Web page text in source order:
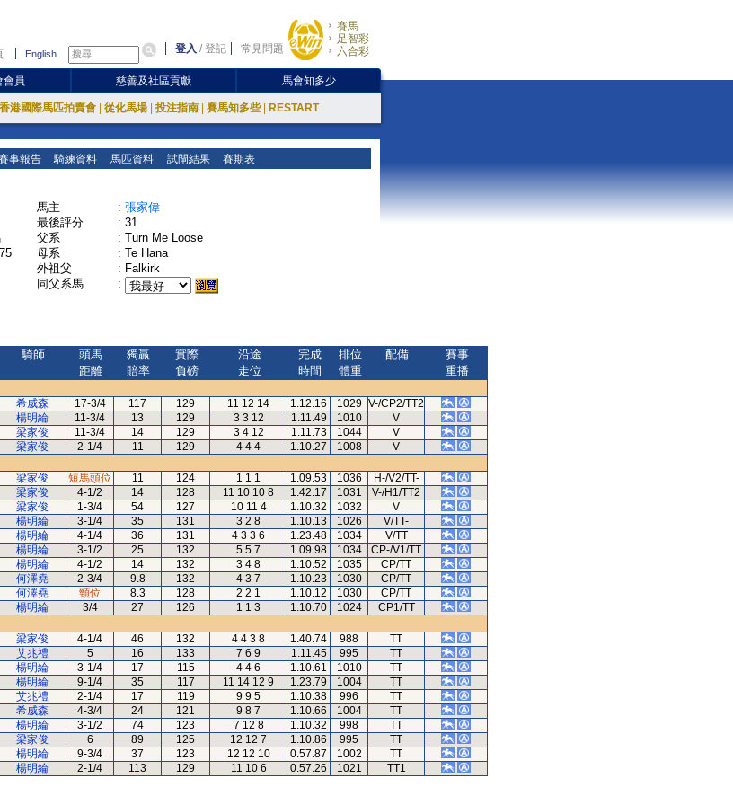
English 登入 /登記 常見問題
賽馬
足智彩
六合彩
會員 慈善及社區貢獻 馬會知多少
香港國際馬匹拍賣會 從化馬場 投注指南 賽馬知多些 RESTART
事報告 騎練資料 馬匹資料 試閘結果 賽期表
馬主 : 張家偉
最後評分
: 31
父系
: Turn Me Loose
母系
: Te Hana
外祖父
: Falkirk
同父系馬
:
騎師
頭馬
距離
獨贏
賠率
實際
負磅
沿途
走位
完成
時間
排位
體重
配備
賽事
重播
希威森 17-3/4 117 129 11 12 14 1.12.16 1029 V-/CP2/TT2
楊明綸 11-3/4 13 129 3 3 12 1.11.49 1010
V
梁家俊 11-3/4 14 129 3 4 12 1.11.73 1044
V
梁家俊 2-1/4 11 129 4 4 4 1.10.27 1008
V
梁家俊 短馬頭位 11 124 1 1 1 1.09.53 1036
H-/V2/TT-
梁家俊 4-1/2 14 128 11 10 10 8 1.42.17 1031
V-/H1/TT2
梁家俊 1-3/4 54 127 10 11 4 1.10.32 1032
V
楊明綸 3-1/4 35 131 3 2 8 1.10.13 1026
V/TT-
楊明綸 4-1/4 36 131 4 3 3 6 1.23.48 1034
V/TT
楊明綸 3-1/2 25 132 5 5 7 1.09.98 1034
CP-/V1/TT
楊明綸 4-1/2 14 132 3 4 8 1.10.52 1035
CP/TT
何澤堯 2-3/4 9.8 132 4 3 7 1.10.23 1030
CP/TT
何澤堯 頸位 8.3 128 2 2 1 1.10.12 1030
CP/TT
楊明綸 3/4 27 126 1 1 3 1.10.70 1024
CP1/TT
梁家俊 4-1/4 46 132 4 4 3 8 1.40.74 988
TT
艾兆禮 5 16 133 7 6 9 1.11.45 995
TT
楊明綸 3-1/4 17 115 4 4 6 1.10.61 1010
TT
楊明綸 9-1/4 35 117 11 14 12 9 1.23.79 1004
TT
艾兆禮 2-1/4 17 119 9 9 5 1.10.38 996
TT
希威森 4-3/4 24 121 9 8 7 1.10.66 1004
TT
楊明綸 3-1/2 74 123 7 12 8 1.10.32 998
TT
梁家俊 6 89 125 12 12 7 1.10.86 995
TT
楊明綸 9-3/4 37 123 12 12 10 0.57.87 1002
TT
楊明綸 2-1/4 113 129 11 10 6 0.57.26 1021 TT1